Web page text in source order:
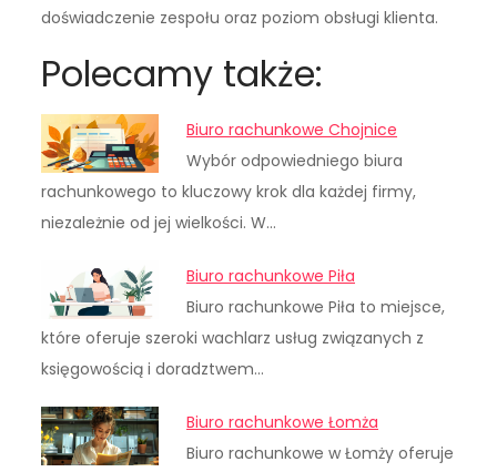
doświadczenie zespołu oraz poziom obsługi klienta.
Polecamy także:
Biuro rachunkowe Chojnice
Wybór odpowiedniego biura
rachunkowego to kluczowy krok dla każdej firmy,
niezależnie od jej wielkości. W…
Biuro rachunkowe Piła
Biuro rachunkowe Piła to miejsce,
które oferuje szeroki wachlarz usług związanych z
księgowością i doradztwem…
Biuro rachunkowe Łomża
Biuro rachunkowe w Łomży oferuje